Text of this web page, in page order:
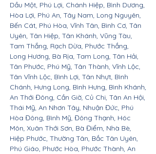
Dầu Một, Phú Lợi, Chánh Hiệp, Bình Dương,
Hòa Lợi, Phú An, Tây Nam, Long Nguyên,
Bến Cát, Phú Hòa, Vĩnh Tân, Bình Cơ, Tân
Uyên, Tân Hiệp, Tân Khánh, Vũng Tàu,
Tam Thắng, Rạch Dừa, Phước Thắng,
Long Hương, Bà Rịa, Tam Long, Tân Hải,
Tân Phước, Phú Mỹ, Tân Thành, Vĩnh Lộc,
Tân Vĩnh Lộc, Bình Lợi, Tân Nhựt, Bình
Chánh, Hưng Long, Bình Hưng, Bình Khánh,
An Thới Đông, Cần Giờ, Củ Chi, Tân An Hội,
Thái Mỹ, An Nhơn Tây, Nhuận Đức, Phú
Hòa Đông, Bình Mỹ, Đông Thạnh, Hóc
Môn, Xuân Thới Sơn, Bà Điểm, Nhà Bè,
Hiệp Phước, Thường Tân, Bắc Tân Uyên,
Phú Giáo, Phước Hòa, Phước Thành, An